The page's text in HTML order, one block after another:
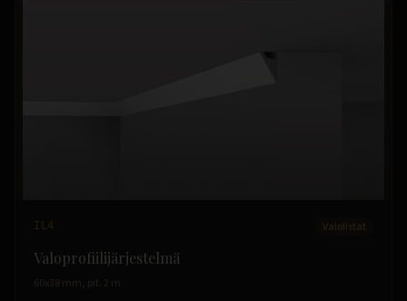
IL4 Valolistat
Valoprofiilijärjestelmä
60x38 mm, pit. 2 m